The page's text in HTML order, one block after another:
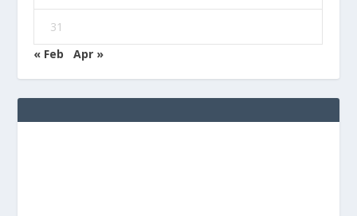
31
« Feb
Apr »